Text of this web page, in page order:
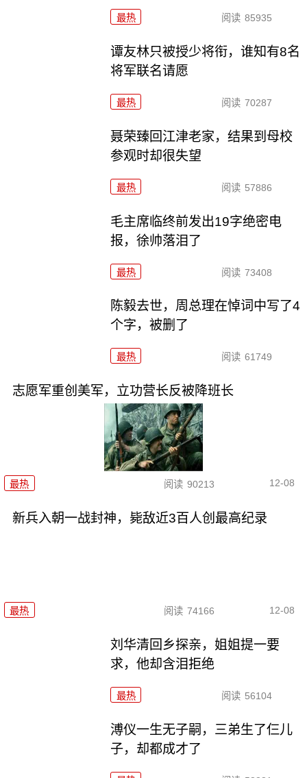
最热 阅读 85935
谭友林只被授少将衔，谁知有8名
将军联名请愿
最热 阅读 70287
聂荣臻回江津老家，结果到母校
参观时却很失望
最热 阅读 57886
毛主席临终前发出19字绝密电
报，徐帅落泪了
最热 阅读 73408
陈毅去世，周总理在悼词中写了4
个字，被删了
最热 阅读 61749
志愿军重创美军，立功营长反被降班长
最热 阅读 90213 12-08
新兵入朝一战封神，毙敌近3百人创最高纪录
最热 阅读 74166 12-08
刘华清回乡探亲，姐姐提一要
求，他却含泪拒绝
最热 阅读 56104
溥仪一生无子嗣，三弟生了仨儿
子，却都成才了